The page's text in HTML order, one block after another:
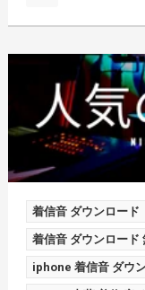
着信音 ダウンロード
着信音 ダウンロード
iphone 着信音 ダウ